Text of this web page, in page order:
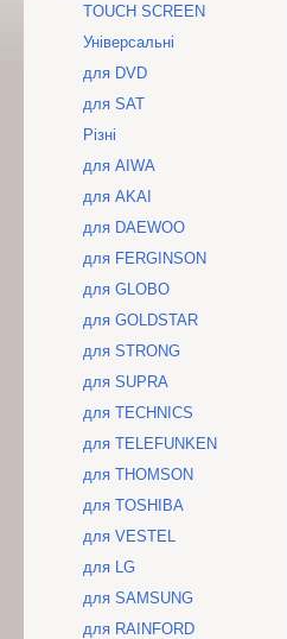
TOUCH SCREEN
Універсальні
для DVD
для SAT
Різні
для AIWA
для AKAI
для DAEWOO
для FERGINSON
для GLOBO
для GOLDSTAR
для STRONG
для SUPRA
для TECHNICS
для TELEFUNKEN
для THOMSON
для TOSHIBA
для VESTEL
для LG
для SAMSUNG
для RAINFORD